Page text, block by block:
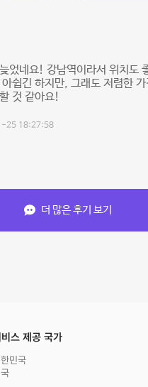
었네요! 강남역이라서 위치도
쉽긴 하지만, 그래도 저렴한
것 같아요!
25 18:27:58
더 많은 후기 보기
스 제공 국가
민국